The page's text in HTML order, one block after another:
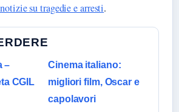
su tragedie e arresti.
–
CGIL
Cinema italiano:
migliori film, Oscar e
capolavori